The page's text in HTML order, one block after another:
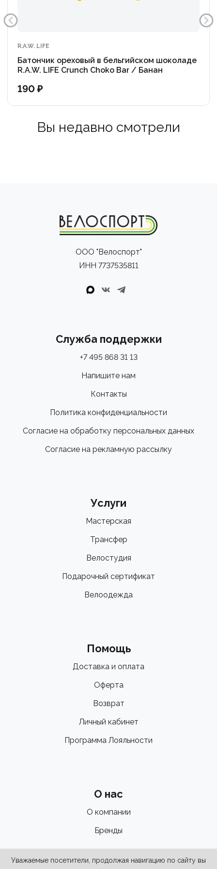
R.A.W. LIFE
Батончик ореховый в бельгийском шоколаде
R.A.W. LIFE Crunch Choko Bar / Банан
190 ₽
Вы недавно смотрели
ООО "Велоспорт"
ИНН 7737535811
Служба поддержки
+7 495 868 31 13
Напишите нам
Контакты
Политика конфиденциальности
Согласие на обработку персональных данных
Согласие на рекламную рассылку
Услуги
Мастерская
Трансфер
Велостудия
Подарочный сертификат
Велоодежда
Помощь
Доставка и оплата
Оферта
Возврат
Личный кабинет
Программа Лояльности
О нас
О компании
Бренды
Уважаемые посетители, продолжая навигацию по сайту вы